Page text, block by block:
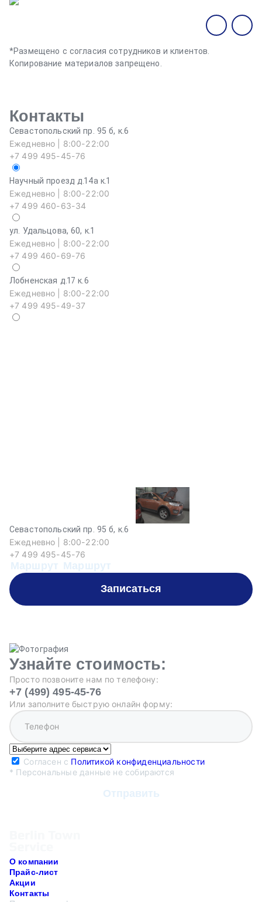
*Размещено с согласия сотрудников и клиентов.
Копирование материалов запрещено.
Контакты
Севастопольский пр. 95 б, к.6
Ежедневно | 8:00-22:00
+7 499 495-45-76
Научный проезд д.14а к.1
Ежедневно | 8:00-22:00
+7 499 460-63-34
ул. Удальцова, 60, к.1
Ежедневно | 8:00-22:00
+7 499 460-69-76
Лобненская д.17 к.6
Ежедневно | 8:00-22:00
+7 499 495-49-37
Севастопольский пр. 95 б, к.6
Ежедневно | 8:00-22:00
+7 499 495-45-76
Маршрут Маршрут
Записаться
Узнайте стоимость:
Просто позвоните нам по телефону:
+7 (499) 495-45-76
Или заполните быструю онлайн форму:
Согласен с Политикой конфиденциальности
* Персональные данные не собираются
О компании
Прайс-лист
Акции
Контакты